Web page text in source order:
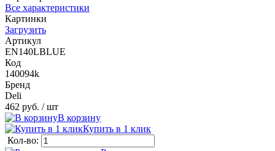
Все характеристики
Картинки
Загрузить
Артикул
EN140LBLUE
Код
140094k
Бренд
Deli
462 руб. / шт
В корзину
Купить в 1 клик
Кол-во: